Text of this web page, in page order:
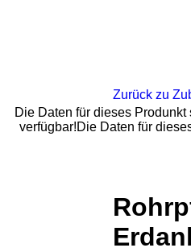
Zurück zu
Die Daten für dieses
verfügbar!Die Daten für